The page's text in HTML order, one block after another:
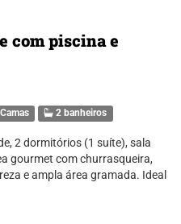
com piscina e
2 banheiros
2 dormitórios (1 suíte), sala
gourmet com churrasqueira,
e ampla área gramada. Ideal